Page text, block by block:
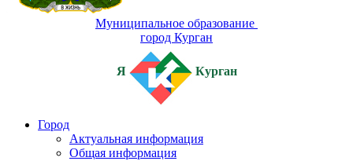
Муниципальное образование
город Курган
Я Курган
Город
Актуальная информация
Общая информация